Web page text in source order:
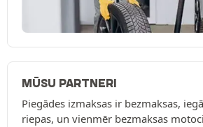
MŪSU PARTNERI
Piegādes izmaksas ir bezmaksas,
riepas, un vienmēr bezmaksas